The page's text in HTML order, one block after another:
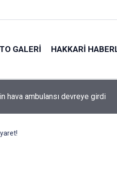
GALERI HAKKARI
Komisyonu'ndan geçti